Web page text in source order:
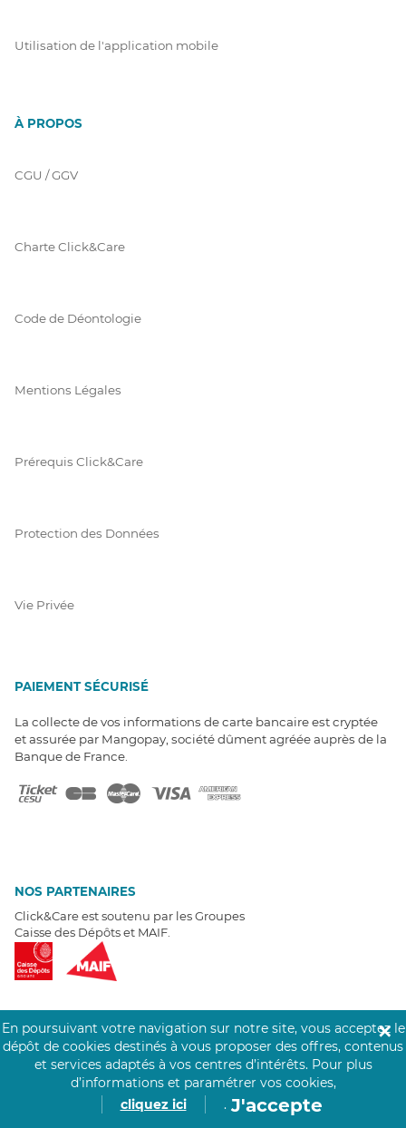
Utilisation de l'application mobile
À PROPOS
CGU / GGV
Charte Click&Care
Code de Déontologie
Mentions Légales
Prérequis Click&Care
Protection des Données
Vie Privée
PAIEMENT SÉCURISÉ
La collecte de vos informations de carte bancaire est cryptée
et assurée par Mangopay, société dûment agréée auprès de la
Banque de France.
NOS PARTENAIRES
Click&Care est soutenu par les Groupes
Caisse des Dépôts et MAIF.
EXPERTS À VOTRE ÉCOUTE
Un besoin de recrutement ? Click&Care vous accompagne par
téléphone 7/7.
Être rappelé aujourd'hui
En poursuivant votre navigation sur notre site, vous acceptez le
dépôt de cookies destinés à vous proposer des offres, contenus
et services adaptés à vos centres d’intérêts. Pour plus
d’informations et paramétrer vos cookies,
cliquez ici
. J'accepte
✕